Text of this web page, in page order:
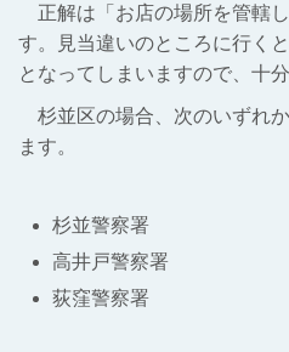
正解は「お店の場所を管轄
す。見当違いのところに行く
となってしまいますので、十
杉並区の場合、次のいずれ
ます。
杉並警察署
高井戸警察署
荻窪警察署